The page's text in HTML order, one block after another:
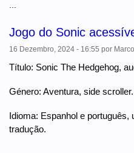
Jogo do Sonic
16 Dezembro, 2024 - 16:55 por
Título: Sonic The Hedgehog,
Género: Aventura, side scroller.
Idioma: Espanhol e português,
tradução.